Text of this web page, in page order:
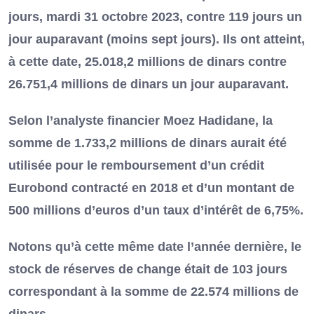
jours, mardi 31 octobre 2023, contre 119 jours un
jour auparavant (moins sept jours). Ils ont atteint,
à cette date, 25.018,2 millions de dinars contre
26.751,4 millions de dinars un jour auparavant.
Selon l’analyste financier Moez Hadidane, la
somme de 1.733,2 millions de dinars aurait été
utilisée pour le remboursement d’un crédit
Eurobond contracté en 2018 et d’un montant de
500 millions d’euros d’un taux d’intérêt de 6,75%.
Notons qu’à cette même date l’année dernière, le
stock de réserves de change était de 103 jours
correspondant à la somme de 22.574 millions de